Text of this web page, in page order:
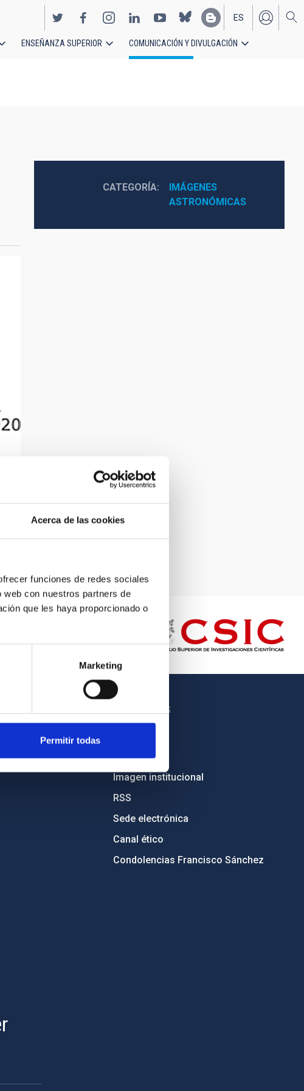
Acerca de las cookies
funciones de redes sociales
con nuestros partners de
que les haya proporcionado o
Marketing
Permitir todas
EN
ES
ENSEÑANZA SUPERIOR COMUNICACIÓN Y DIVULGACIÓN
CATEGORÍA
IMÁGENES
ASTRONÓMICAS
OTROS ENLACES
Licitaciones
Imagen institucional
RSS
Sede electrónica
Canal ético
Condolencias Francisco Sánchez